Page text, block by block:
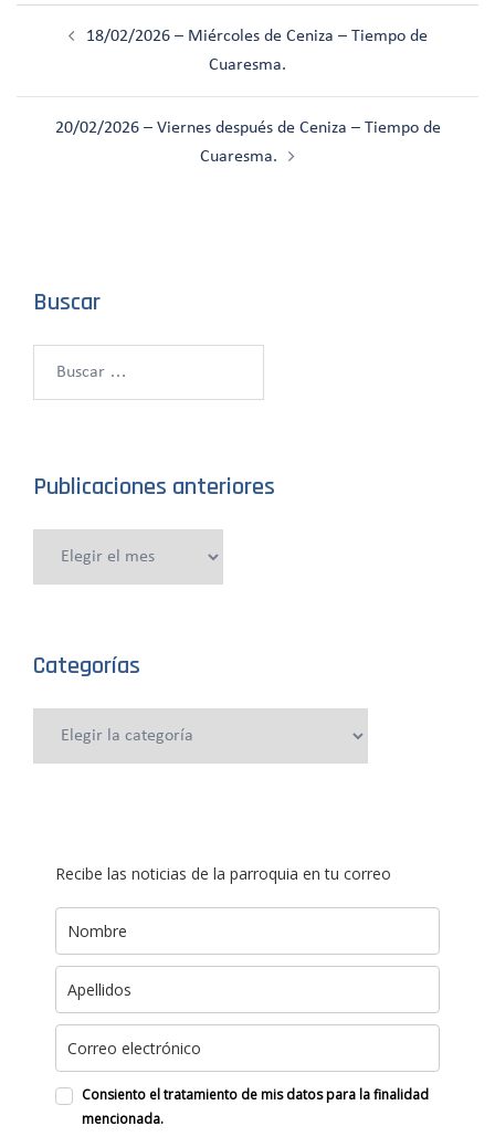
18/02/2026 – Miércoles de Ceniza – Tiempo de
Cuaresma.
20/02/2026 – Viernes después de Ceniza – Tiempo de
Cuaresma.
Buscar
Publicaciones anteriores
Categorías
Recibe las noticias de la parroquia en tu correo
Consiento el tratamiento de mis datos para la finalidad
mencionada.